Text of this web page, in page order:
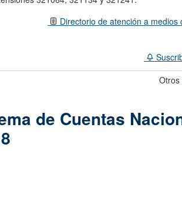
Directorio de atención a medios
Otros
de Cuentas